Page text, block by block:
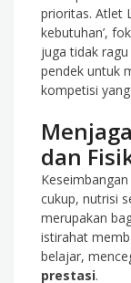
prioritas. Atlet
kebutuhan’,
juga tidak
pendek untuk
kompetisi
dan
cukup, nutrisi
merupakan
istirahat
belajar,
prestasi.